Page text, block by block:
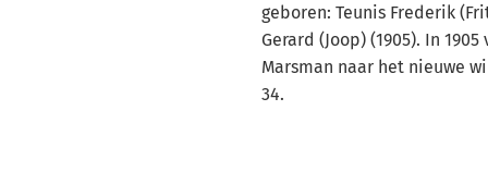
geboren: Teunis Frederik
Gerard (Joop) (1905). In
Marsman naar het nieuwe
34.